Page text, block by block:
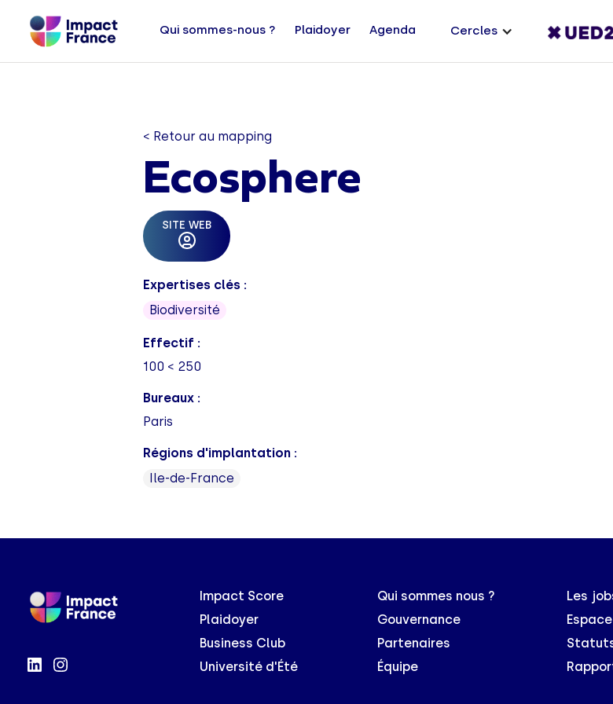
Qui sommes-nous ? Plaidoyer Agenda Cercles
< Retour au mapping
Ecosphere
SITE WEB
Expertises clés :
Biodiversité
Effectif :
100 < 250
Bureaux :
Paris
Régions d'implantation :
Ile-de-France
Impact Score
Plaidoyer
Business Club
Université d'Été
Qui sommes nous ?
Gouvernance
Partenaires
Équipe
Les